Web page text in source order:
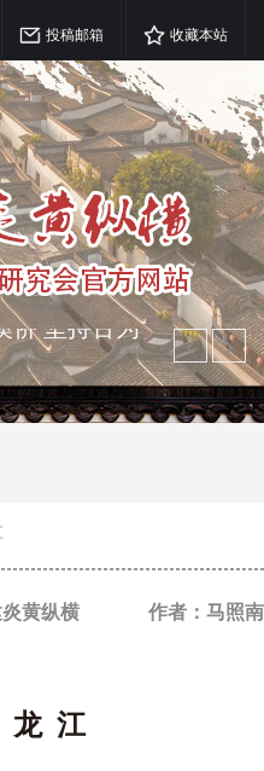
投稿邮箱 收藏本站
神 介绍民族
侨 坚持古为
黄纵横 作者：马照南
龙 江